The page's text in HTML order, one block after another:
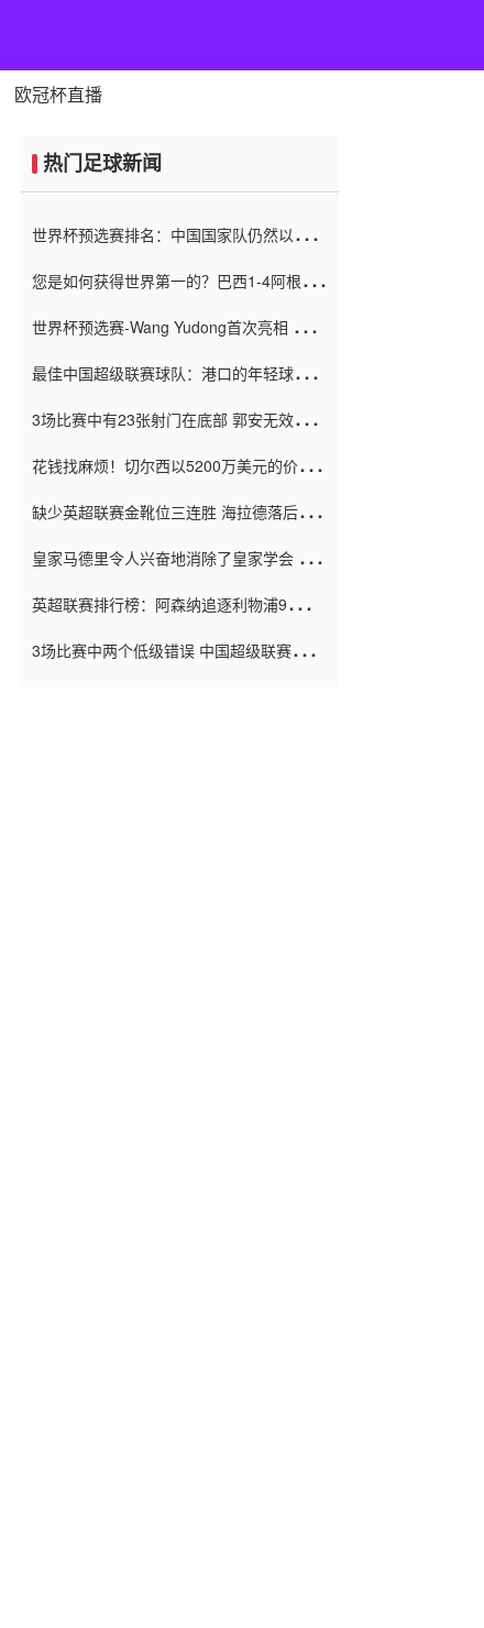
欧冠杯直播
热门足球新闻
世界杯预选赛排名：中国国家队仍然以6分
您是如何获得世界第一的？巴西1-4阿根
世界杯预选赛-Wang Yudong首次亮相 中国
最佳中国超级联赛球队：港口的年轻球员在
（Taishan）
3场比赛中有23张射门在底部 郭安无效传球
花钱找麻烦！切尔西以5200万美元的价格
窗口
缺少英超联赛金靴位三连胜 海拉德落后6球
皇家马德里令人兴奋地消除了皇家学会 安
英超联赛排行榜：阿森纳追逐利物浦9分 曼
3场比赛中两个低级错误 中国超级联赛的前